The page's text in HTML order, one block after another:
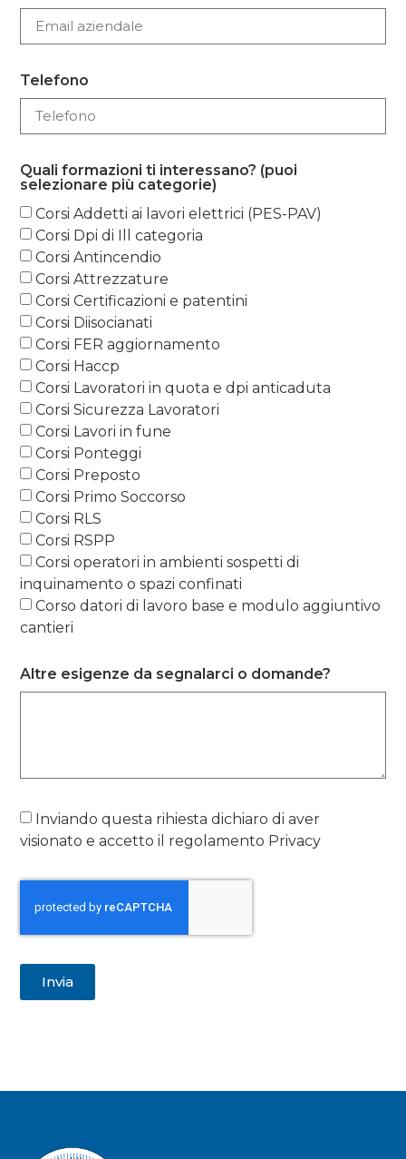
Telefono
Quali formazioni ti interessano? (puoi
selezionare più categorie)
Corsi Addetti ai lavori elettrici (PES-PAV)
Corsi Dpi di Ill categoria
Corsi Antincendio
Corsi Attrezzature
Corsi Certificazioni e patentini
Corsi Diisocianati
Corsi FER aggiornamento
Corsi Haccp
Corsi Lavoratori in quota e dpi anticaduta
Corsi Sicurezza Lavoratori
Corsi Lavori in fune
Corsi Ponteggi
Corsi Preposto
Corsi Primo Soccorso
Corsi RLS
Corsi RSPP
Corsi operatori in ambienti sospetti di
inquinamento o spazi confinati
Corso datori di lavoro base e modulo aggiuntivo
cantieri
Altre esigenze da segnalarci o domande?
Inviando questa rihiesta dichiaro di aver
visionato e accetto il regolamento Privacy
Invia